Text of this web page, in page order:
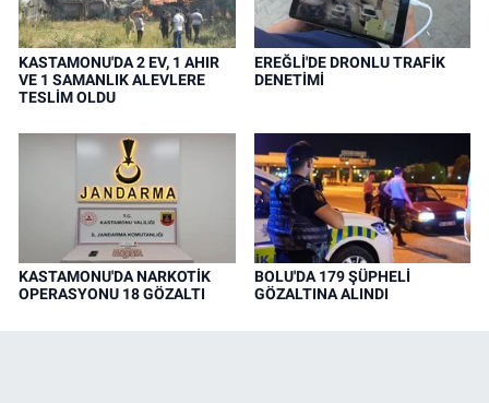
KASTAMONU'DA 2 EV, 1 AHIR
VE 1 SAMANLIK ALEVLERE
TESLİM OLDU
EREĞLİ'DE DRONLU TRAFİK
DENETİMİ
KASTAMONU'DA NARKOTİK
OPERASYONU 18 GÖZALTI
BOLU'DA 179 ŞÜPHELİ
GÖZALTINA ALINDI